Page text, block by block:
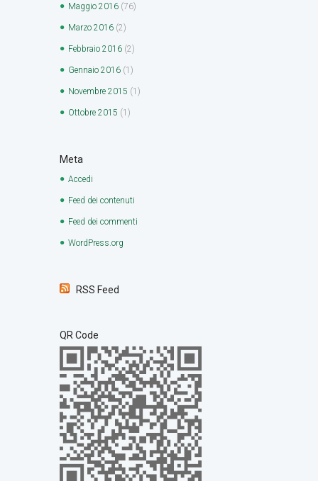
Maggio 2016 (76)
Marzo 2016 (2)
Febbraio 2016 (2)
Gennaio 2016 (1)
Novembre 2015 (1)
Ottobre 2015 (1)
Meta
Accedi
Feed dei contenuti
Feed dei commenti
WordPress.org
RSS Feed
QR Code